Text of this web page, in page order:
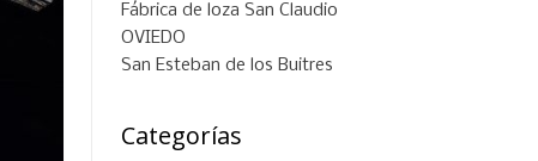
Fábrica de loza San Claudio
OVIEDO
San Esteban de los Buitres
Categorías